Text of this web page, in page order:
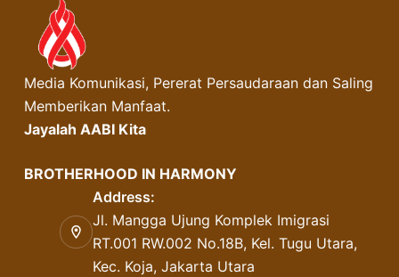
Media Komunikasi, Pererat Persaudaraan dan Saling
Memberikan Manfaat.
Jayalah AABI Kita
BROTHERHOOD IN HARMONY
Address:
Jl. Mangga Ujung Komplek Imigrasi
RT.001 RW.002 No.18B, Kel. Tugu Utara,
Kec. Koja, Jakarta Utara